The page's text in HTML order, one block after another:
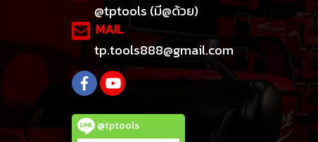
@tptools (มี@ด้วย)
MAIL
tp.tools888@gmail.com
@tptools